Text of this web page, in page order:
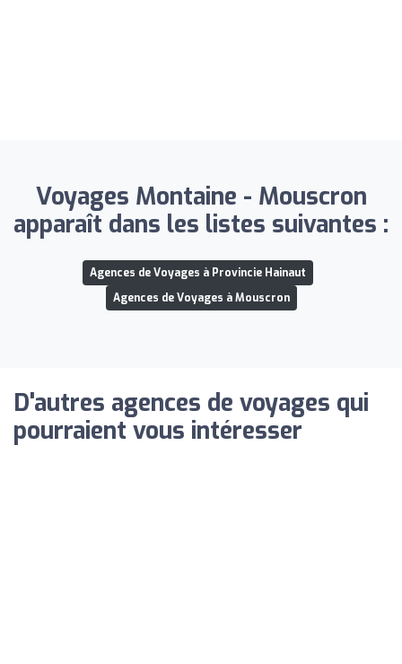
Voyages Montaine - Mouscron
apparaît dans les listes suivantes :
Agences de Voyages à Provincie Hainaut
Agences de Voyages à Mouscron
D'autres agences de voyages qui
pourraient vous intéresser